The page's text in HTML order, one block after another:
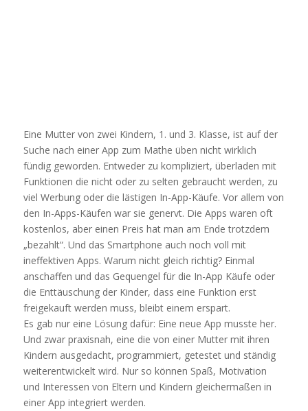
Eine Mutter von zwei Kindern, 1. und 3. Klasse, ist auf der
Suche nach einer App zum Mathe üben nicht wirklich
fündig geworden. Entweder zu kompliziert, überladen mit
Funktionen die nicht oder zu selten gebraucht werden, zu
viel Werbung oder die lästigen In-App-Käufe. Vor allem von
den In-Apps-Käufen war sie genervt. Die Apps waren oft
kostenlos, aber einen Preis hat man am Ende trotzdem
„bezahlt“. Und das Smartphone auch noch voll mit
ineffektiven Apps. Warum nicht gleich richtig? Einmal
anschaffen und das Gequengel für die In-App Käufe oder
die Enttäuschung der Kinder, dass eine Funktion erst
freigekauft werden muss, bleibt einem erspart.
Es gab nur eine Lösung dafür: Eine neue App musste her.
Und zwar praxisnah, eine die von einer Mutter mit ihren
Kindern ausgedacht, programmiert, getestet und ständig
weiterentwickelt wird. Nur so können Spaß, Motivation
und Interessen von Eltern und Kindern gleichermaßen in
einer App integriert werden.